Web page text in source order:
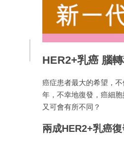
HER2+乳癌 腦
癌症患者最大的希望，
年，不幸地復發，癌細
又可會有所不同？
兩成HER2+乳癌